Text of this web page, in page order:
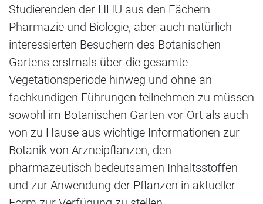
Studierenden der HHU aus den Fächern
Pharmazie und Biologie, aber auch natürlich
interessierten Besuchern des Botanischen
Gartens erstmals über die gesamte
Vegetationsperiode hinweg und ohne an
fachkundigen Führungen teilnehmen zu müssen
sowohl im Botanischen Garten vor Ort als auch
von zu Hause aus wichtige Informationen zur
Botanik von Arzneipflanzen, den
pharmazeutisch bedeutsamen Inhaltsstoffen
und zur Anwendung der Pflanzen in aktueller